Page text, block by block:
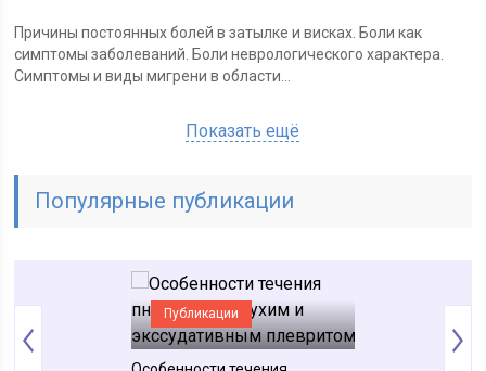
Причины постоянных болей в затылке и висках. Боли как
симптомы заболеваний. Боли неврологического характера.
Симптомы и виды мигрени в области...
Показать ещё
Популярные публикации
Публикации
Боль в ушах